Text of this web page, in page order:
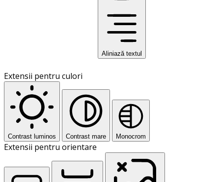
Aliniază textul
Extensii pentru culori
Contrast luminos Contrast mare Monocrom
Extensii pentru orientare